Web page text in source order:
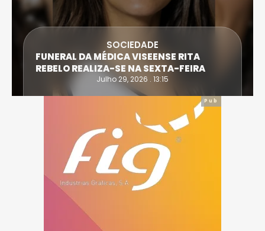
SOCIEDADE
FUNERAL DA MÉDICA VISEENSE RITA
REBELO REALIZA-SE NA SEXTA-FEIRA
Julho 29, 2026 . 13:15
Pub